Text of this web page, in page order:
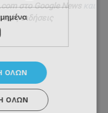
στο Google News
ειδήσεις
ΌΛΩΝ
ΌΛΩΝ